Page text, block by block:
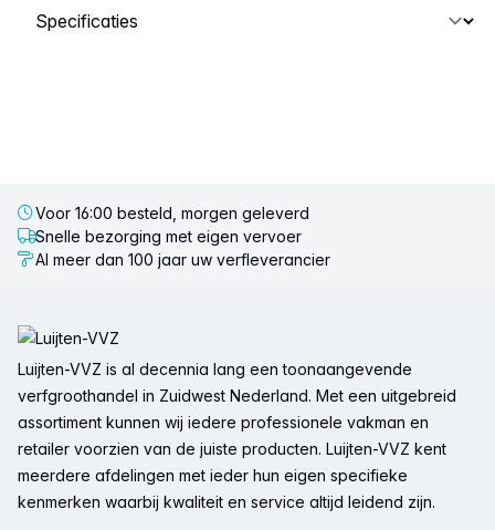
Selecteer een tabblad
Voor 16:00 besteld, morgen geleverd
Snelle bezorging met eigen vervoer
Al meer dan 100 jaar uw verfleverancier
Luijten-VVZ is al decennia lang een toonaangevende
verfgroothandel in Zuidwest Nederland. Met een uitgebreid
assortiment kunnen wij iedere professionele vakman en
retailer voorzien van de juiste producten. Luijten-VVZ kent
meerdere afdelingen met ieder hun eigen specifieke
kenmerken waarbij kwaliteit en service altijd leidend zijn.